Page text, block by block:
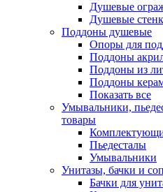
Душевые
Душевые
Поддоны душевые
Опоры для
Поддоны
Поддоны из
Поддоны
Показать все
Умывальники,
товары
Пьедесталы
Умывальники
Унитазы, бачки и
Бачки для